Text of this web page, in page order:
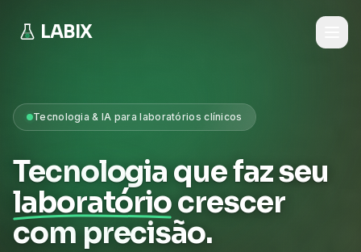
LABIX
Tecnologia & IA para laboratórios clínicos
Tecnologia que faz seu
laboratóriocrescer
com precisão.